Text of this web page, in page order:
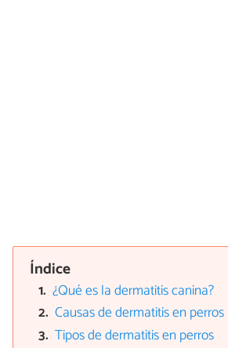
Índice
¿Qué es la dermatitis canina?
Causas de dermatitis en perros
Tipos de dermatitis en perros